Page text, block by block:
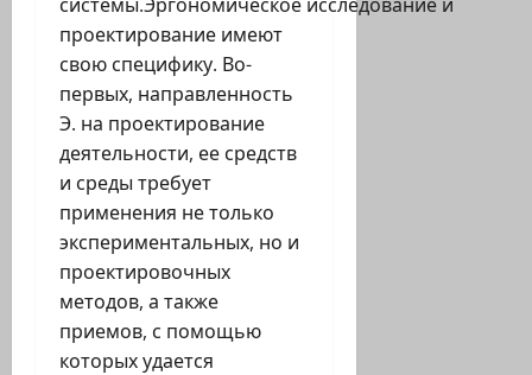
проектирование имеют
свою специфику. Во-
первых, направленность
Э. на проектирование
деятельности, ее средств
и среды требует
применения не только
экспериментальных, но и
проектировочных
методов, а также
приемов, с помощью
которых удается